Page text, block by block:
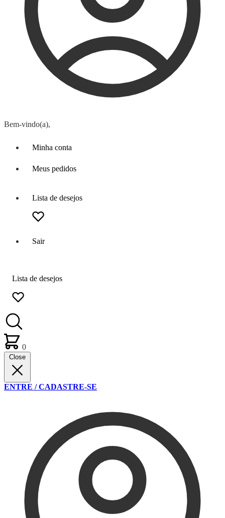
Bem-vindo(a),
Minha conta
Meus pedidos
Lista de desejos
Sair
Lista de desejos
0
Close
ENTRE / CADASTRE-SE